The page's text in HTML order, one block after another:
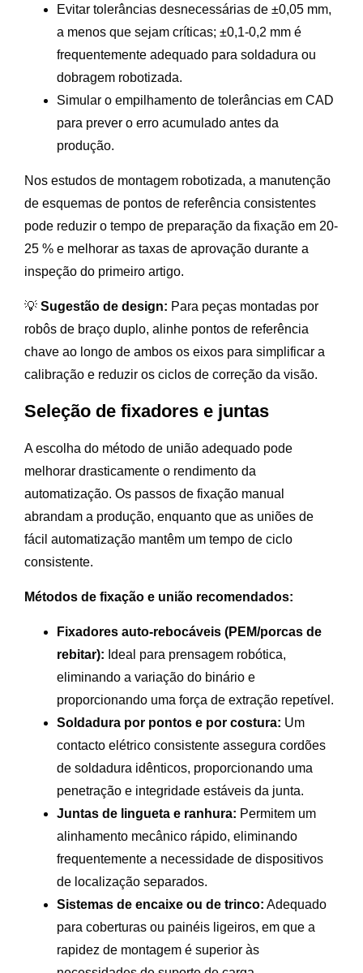
Evitar tolerâncias desnecessárias de ±0,05 mm,
a menos que sejam críticas; ±0,1-0,2 mm é
frequentemente adequado para soldadura ou
dobragem robotizada.
Simular o empilhamento de tolerâncias em CAD
para prever o erro acumulado antes da
produção.
Nos estudos de montagem robotizada, a manutenção
de esquemas de pontos de referência consistentes
pode reduzir o tempo de preparação da fixação em 20-
25 % e melhorar as taxas de aprovação durante a
inspeção do primeiro artigo.
💡 Sugestão de design: Para peças montadas por
robôs de braço duplo, alinhe pontos de referência
chave ao longo de ambos os eixos para simplificar a
calibração e reduzir os ciclos de correção da visão.
Seleção de fixadores e juntas
A escolha do método de união adequado pode
melhorar drasticamente o rendimento da
automatização. Os passos de fixação manual
abrandam a produção, enquanto que as uniões de
fácil automatização mantêm um tempo de ciclo
consistente.
Métodos de fixação e união recomendados:
Fixadores auto-rebocáveis (PEM/porcas de
rebitar): Ideal para prensagem robótica,
eliminando a variação do binário e
proporcionando uma força de extração repetível.
Soldadura por pontos e por costura: Um
contacto elétrico consistente assegura cordões
de soldadura idênticos, proporcionando uma
penetração e integridade estáveis da junta.
Juntas de lingueta e ranhura: Permitem um
alinhamento mecânico rápido, eliminando
frequentemente a necessidade de dispositivos
de localização separados.
Sistemas de encaixe ou de trinco: Adequado
para coberturas ou painéis ligeiros, em que a
rapidez de montagem é superior às